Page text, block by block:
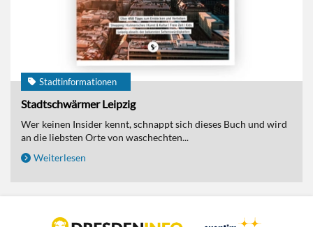
Stadtinformationen
Stadtschwärmer Leipzig
Wer keinen Insider kennt, schnappt sich dieses Buch und wird
an die liebsten Orte von waschechten...
Weiterlesen